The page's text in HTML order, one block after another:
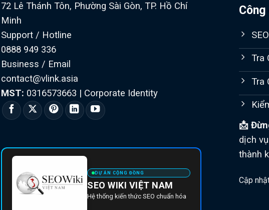
72 Lê Thánh Tôn, Phường Sài Gòn, TP. Hồ Chí
Minh
Support / Hotline
0888 949 336
Business / Email
contact@vlink.asia
MST: 0316573663 | Corporate Identity
DỰ ÁN CỘNG ĐỒNG
SEO WIKI VIỆT NAM
Hệ thống kiến thức SEO chuẩn hóa
Công
Tra
Tra
📩
dịch
thành
Cập